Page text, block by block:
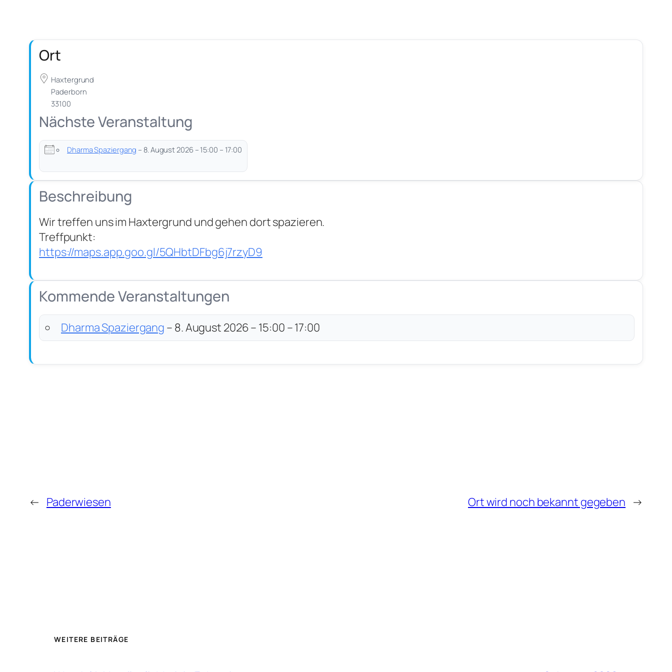
Ort
Haxtergrund
Paderborn
33100
Nächste Veranstaltung
Dharma Spaziergang – 8. August 2026 – 15:00 – 17:00
Beschreibung
Wir treffen uns im Haxtergrund und gehen dort spazieren.
Treffpunkt:
https://maps.app.goo.gl/5QHbtDFbg6j7rzyD9
Kommende Veranstaltungen
Dharma Spaziergang – 8. August 2026 – 15:00 – 17:00
← Paderwiesen Ort wird noch bekannt gegeben →
WEITERE BEITRÄGE